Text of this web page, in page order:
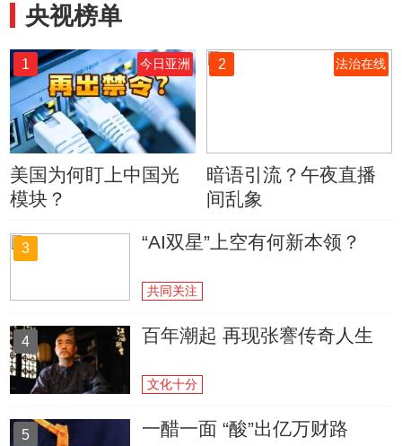
央视榜单
1 今日亚洲
美国为何盯上中国光
模块？
2 法治在线
暗语引流？午夜直播
间乱象
3 “AI双星”上空有何新本领？
共同关注
4 百年潮起 再现张謇传奇人生
文化十分
5 一醋一面 “酸”出亿万财路